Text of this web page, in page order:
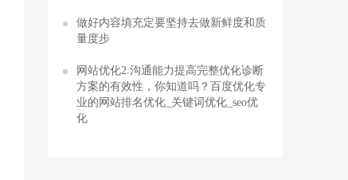
做好内容填充定要坚持去做新鲜度和质
量度步
网站优化2.沟通能力提高完整优化诊断
方案的有效性，你知道吗？百度优化专
业的网站排名优化_关键词优化_seo优
化